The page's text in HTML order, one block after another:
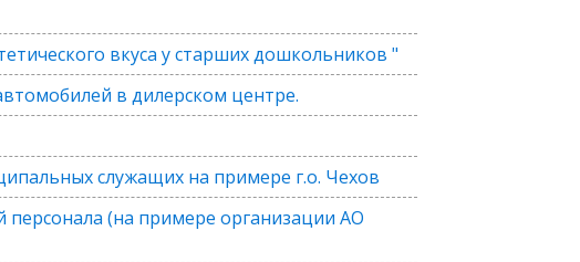
вкуса у старших дошкольников "
в дилерском центре.
служащих на примере г.о. Чехов
(на примере организации АО